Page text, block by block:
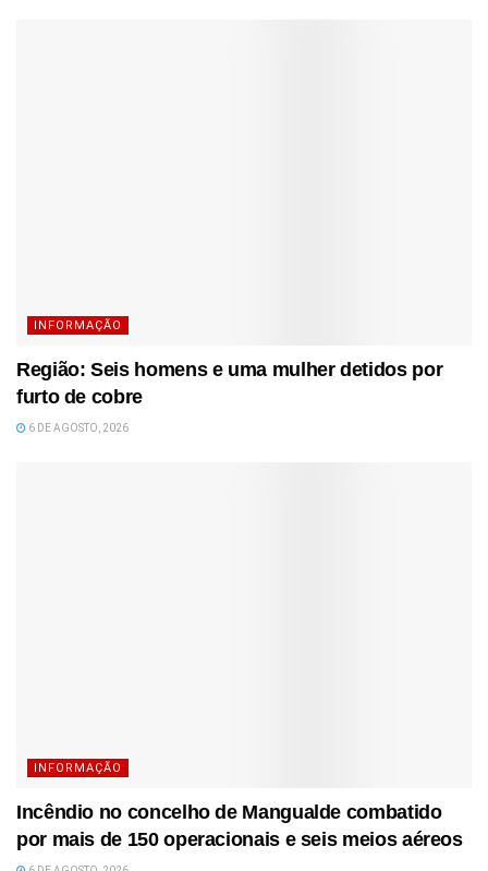
INFORMAÇÃO
Região: Seis homens e uma mulher detidos por
furto de cobre
6 DE AGOSTO, 2026
INFORMAÇÃO
Incêndio no concelho de Mangualde combatido
por mais de 150 operacionais e seis meios aéreos